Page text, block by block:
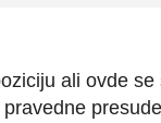
ali ovde